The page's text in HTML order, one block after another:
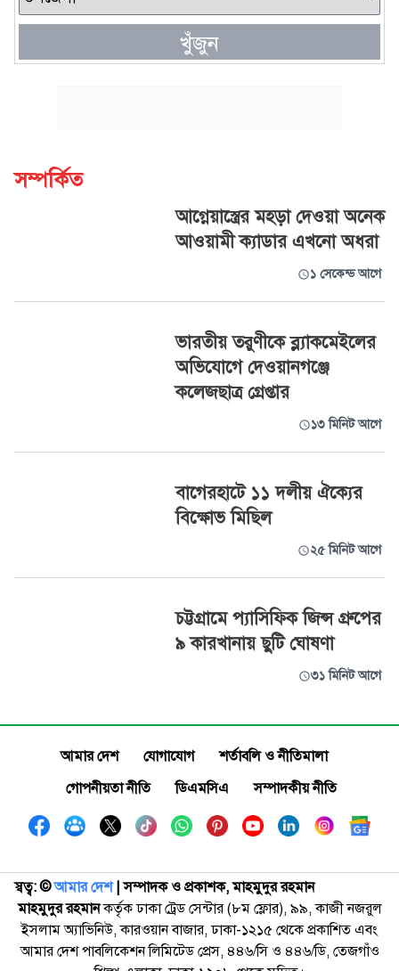
খুঁজুন
সম্পর্কিত
আগ্নেয়াস্ত্রের মহড়া দেওয়া অনেক
আওয়ামী ক্যাডার এখনো অধরা
১ সেকেন্ড আগে
ভারতীয় তরুণীকে ব্ল্যাকমেইলের
অভিযোগে দেওয়ানগঞ্জে
কলেজছাত্র গ্রেপ্তার
১৩ মিনিট আগে
বাগেরহাটে ১১ দলীয় ঐক্যের
বিক্ষোভ মিছিল
২৫ মিনিট আগে
চট্টগ্রামে প্যাসিফিক জিন্স গ্রুপের
৯ কারখানায় ছুটি ঘোষণা
৩১ মিনিট আগে
আমার দেশ যোগাযোগ
শর্তাবলি ও নীতিমালা
গোপনীয়তা নীতি
ডিএমসিএ সম্পাদকীয় নীতি
স্বত্ব: ©️আমার দেশ| সম্পাদক ও প্রকাশক, মাহমুদুর রহমান
মাহমুদুর রহমানকর্তৃক ঢাকা ট্রেড সেন্টার (৮ম ফ্লোর), ৯৯, কাজী নজরুল
ইসলাম অ্যাভিনিউ, কারওয়ান বাজার, ঢাকা-১২১৫ থেকে প্রকাশিত এবং
আমার দেশ পাবলিকেশন লিমিটেড প্রেস, ৪৪৬/সি ও ৪৪৬/ডি, তেজগাঁও